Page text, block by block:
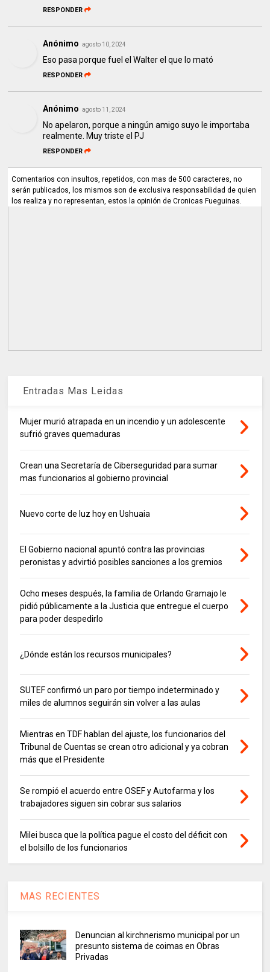
RESPONDER
Anónimo agosto 10, 2024
Eso pasa porque fuel el Walter el que lo mató
RESPONDER
Anónimo agosto 11, 2024
No apelaron, porque a ningún amigo suyo le importaba
realmente. Muy triste el PJ
RESPONDER
Comentarios con insultos, repetidos, con mas de 500 caracteres, no
serán publicados, los mismos son de exclusiva responsabilidad de quien
los realiza y no representan, estos la opinión de Cronicas Fueguinas.
Entradas Mas Leidas
Mujer murió atrapada en un incendio y un adolescente
sufrió graves quemaduras
Crean una Secretaría de Ciberseguridad para sumar
mas funcionarios al gobierno provincial
Nuevo corte de luz hoy en Ushuaia
El Gobierno nacional apuntó contra las provincias
peronistas y advirtió posibles sanciones a los gremios
Ocho meses después, la familia de Orlando Gramajo le
pidió públicamente a la Justicia que entregue el cuerpo
para poder despedirlo
¿Dónde están los recursos municipales?
SUTEF confirmó un paro por tiempo indeterminado y
miles de alumnos seguirán sin volver a las aulas
Mientras en TDF hablan del ajuste, los funcionarios del
Tribunal de Cuentas se crean otro adicional y ya cobran
más que el Presidente
Se rompió el acuerdo entre OSEF y Autofarma y los
trabajadores siguen sin cobrar sus salarios
Milei busca que la política pague el costo del déficit con
el bolsillo de los funcionarios
MAS RECIENTES
Denuncian al kirchnerismo municipal por un
presunto sistema de coimas en Obras
Privadas